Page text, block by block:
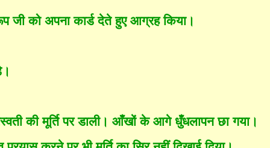
को अपना कार्ड देते हुए आग्रह किया।
की मूर्ति पर डाली। आँखों के आगे धुँधलापन छा गया।